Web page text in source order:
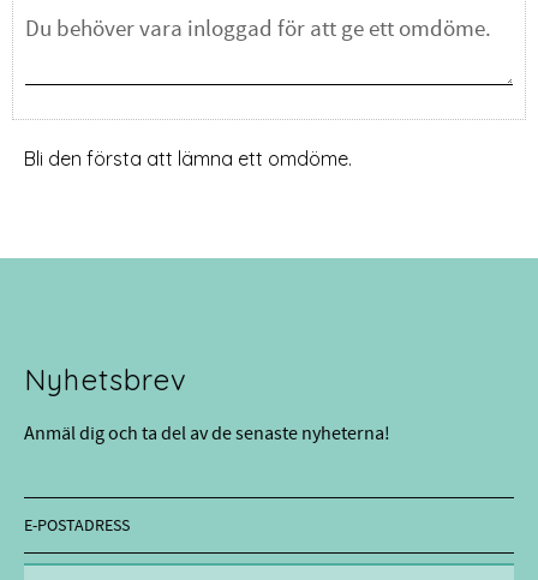
Bli den första att lämna ett omdöme.
Nyhetsbrev
Anmäl dig och ta del av de senaste nyheterna!